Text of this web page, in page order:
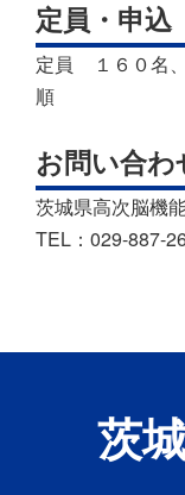
定員・申込
定員 １６０名
順
お問い合わ
茨城県高次脳機
TEL：029-887-
茨